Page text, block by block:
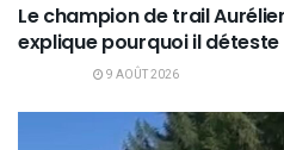
Le champion de trail
explique pourquoi il
9 AOÛT 2026